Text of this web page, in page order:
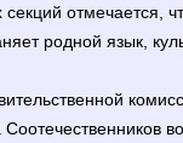
отмечается,
родной язык,